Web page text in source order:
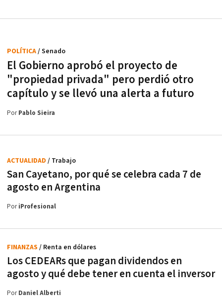
El Gobierno aprobó el proyecto de
"propiedad privada" pero perdió otro
capítulo y se llevó una alerta a futuro
POLÍTICA/ Senado
PorPablo Sieira
San Cayetano, por qué se celebra cada 7 de
agosto en Argentina
ACTUALIDAD / Trabajo
PoriProfesional
Los CEDEARs que pagan dividendos en
agosto y qué debe tener en cuenta el inversor
FINANZAS / Renta en dólares
PorDaniel Alberti